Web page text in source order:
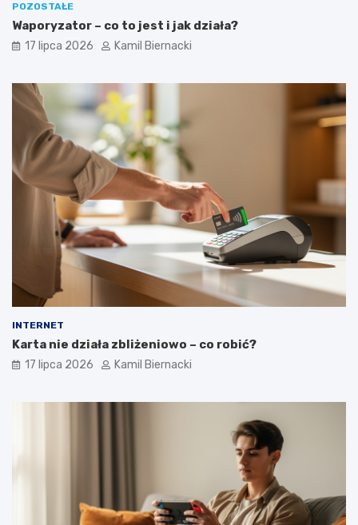
POZOSTAŁE
Waporyzator – co to jest i jak działa?
17 lipca 2026 Kamil Biernacki
INTERNET
Karta nie działa zbliżeniowo – co robić?
17 lipca 2026 Kamil Biernacki